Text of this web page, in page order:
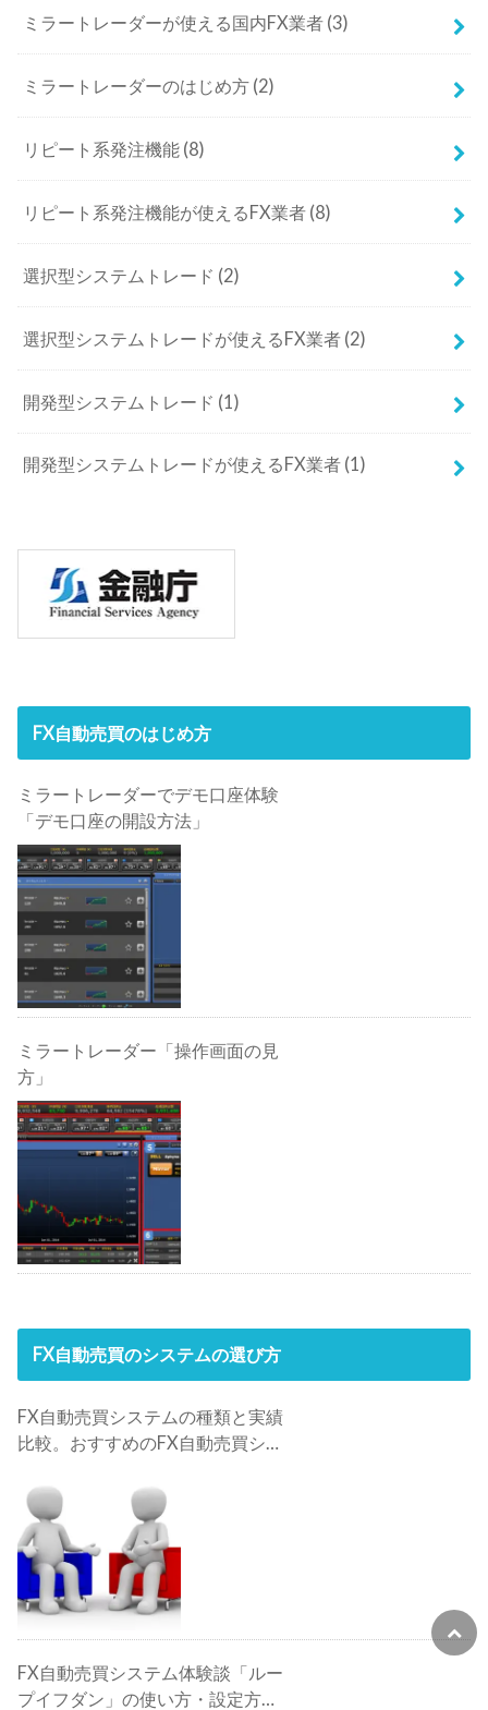
ミラートレーダーが使える国内FX業者 (3)
ミラートレーダーのはじめ方 (2)
リピート系発注機能 (8)
リピート系発注機能が使えるFX業者 (8)
選択型システムトレード (2)
選択型システムトレードが使えるFX業者 (2)
開発型システムトレード (1)
開発型システムトレードが使えるFX業者 (1)
FX自動売買のはじめ方
ミラートレーダーでデモ口座体験
「デモ口座の開設方法」
ミラートレーダー「操作画面の見
方」
FX自動売買のシステムの選び方
FX自動売買システムの種類と実績
比較。おすすめのFX自動売買シス
FX自動売買システム体験談「ルー
プイフダン」の使い方・設定方